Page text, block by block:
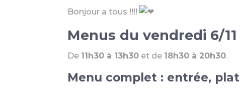
Bonjour a tous !!!!
Menus du vendredi 6/
De 11h30 à 13h30 et de 18h30 à 20h30.
Menu complet : entrée,